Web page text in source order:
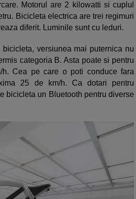
Motorul are 2 kilowatti si cuplul
Bicicleta electrica are trei regimuri
diferit. Luminile sunt cu leduri.
versiunea mai puternica nu
categoria B. Asta poate si pentru
Cea pe care o poti conduce fara
25 de km/h. Ca dotari pentru
bicicleta un Bluetooth pentru diverse